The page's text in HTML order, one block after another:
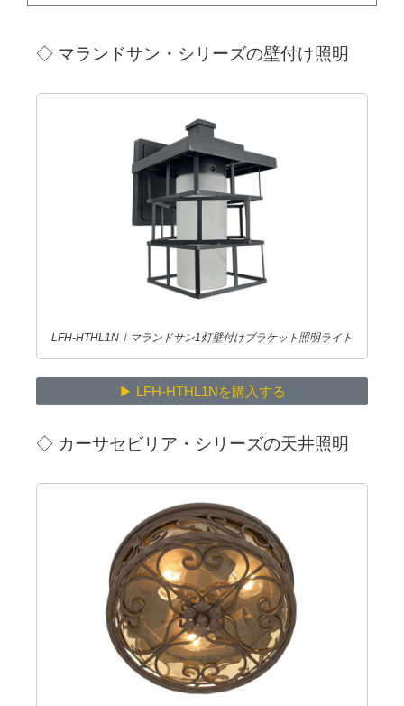
◇ マランドサン・ シリーズの壁付け照明
LFH-HTHL1N｜マランドサン1灯壁付けブラケット照明ライト
▶ LFH-HTHL1Nを購入する
◇ カーサセビリア・シリーズの天井照明